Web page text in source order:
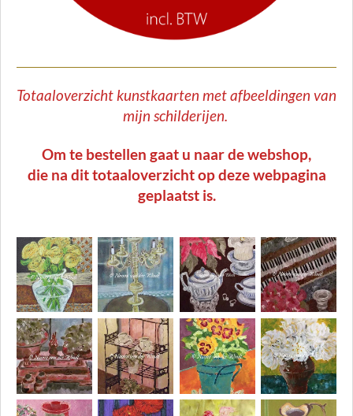
Totaaloverzicht kunstkaarten met afbeeldingen van
mijn schilderijen.
Om te bestellen gaat u naar de webshop,
die na dit totaaloverzicht op deze webpagina
geplaatst is.